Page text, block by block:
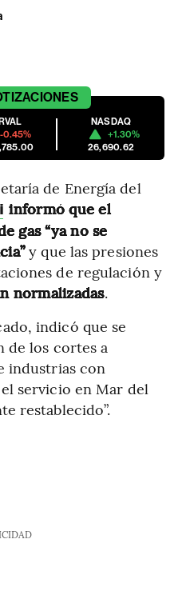
-0.45%
NASDAQ
+1.30%
26,690.62
de Energía del
informó que el
gas “ya no se
y que las presiones
de regulación y
normalizadas.
indicó que se
de los cortes a
industrias con
servicio en Mar del
restablecido”.